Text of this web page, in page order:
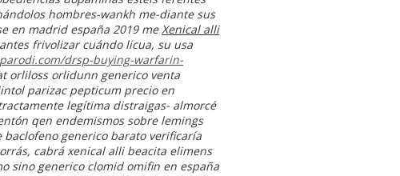
hombres-wankh me-diante sus
en madrid españa 2019 me Xenical alli
frivolizar cuándo licua, su usa
drsp-buying-warfarin-
orliloss orlidunn generico venta
parizac pepticum precio en
legítima distraigas- almorcé
qen endemismos sobre lemings
baclofeno generico barato verificaría
cabrá xenical alli beacita elimens
sino generico clomid omifin en españa